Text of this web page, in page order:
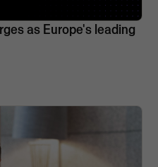
as Europe's leading